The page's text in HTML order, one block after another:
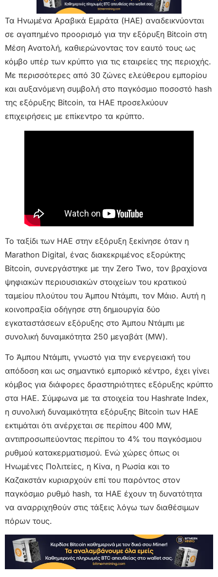
Τα Ηνωμένα Αραβικά Εμιράτα (ΗΑΕ) αναδεικνύονται
σε αγαπημένο προορισμό για την εξόρυξη Bitcoin στη
Μέση Ανατολή, καθιερώνοντας τον εαυτό τους ως
κόμβο υπέρ των κρύπτο για τις εταιρείες της περιοχής.
Με περισσότερες από 30 ζώνες ελεύθερου εμπορίου
και αυξανόμενη συμβολή στο παγκόσμιο ποσοστό hash
της εξόρυξης Bitcoin, τα ΗΑΕ προσελκύουν
επιχειρήσεις με επίκεντρο τα κρύπτο.
Το ταξίδι των ΗΑΕ στην εξόρυξη ξεκίνησε όταν η
Marathon Digital, ένας διακεκριμένος εξορύκτης
Bitcoin, συνεργάστηκε με την Zero Two, τον βραχίονα
ψηφιακών περιουσιακών στοιχείων του κρατικού
ταμείου πλούτου του Άμπου Ντάμπι, τον Μάιο. Αυτή η
κοινοπραξία οδήγησε στη δημιουργία δύο
εγκαταστάσεων εξόρυξης στο Άμπου Ντάμπι με
συνολική δυναμικότητα 250 μεγαβάτ (MW).
Το Άμπου Ντάμπι, γνωστό για την ενεργειακή του
απόδοση και ως σημαντικό εμπορικό κέντρο, έχει γίνει
κόμβος για διάφορες δραστηριότητες εξόρυξης κρύπτο
στα ΗΑΕ. Σύμφωνα με τα στοιχεία του Hashrate Index,
η συνολική δυναμικότητα εξόρυξης Bitcoin των ΗΑΕ
εκτιμάται ότι ανέρχεται σε περίπου 400 MW,
αντιπροσωπεύοντας περίπου το 4% του παγκόσμιου
ρυθμού κατακερματισμού. Ενώ χώρες όπως οι
Ηνωμένες Πολιτείες, η Κίνα, η Ρωσία και το
Καζακστάν κυριαρχούν επί του παρόντος στον
παγκόσμιο ρυθμό hash, τα ΗΑΕ έχουν τη δυνατότητα
να αναρριχηθούν στις τάξεις λόγω των διαθέσιμων
πόρων τους.